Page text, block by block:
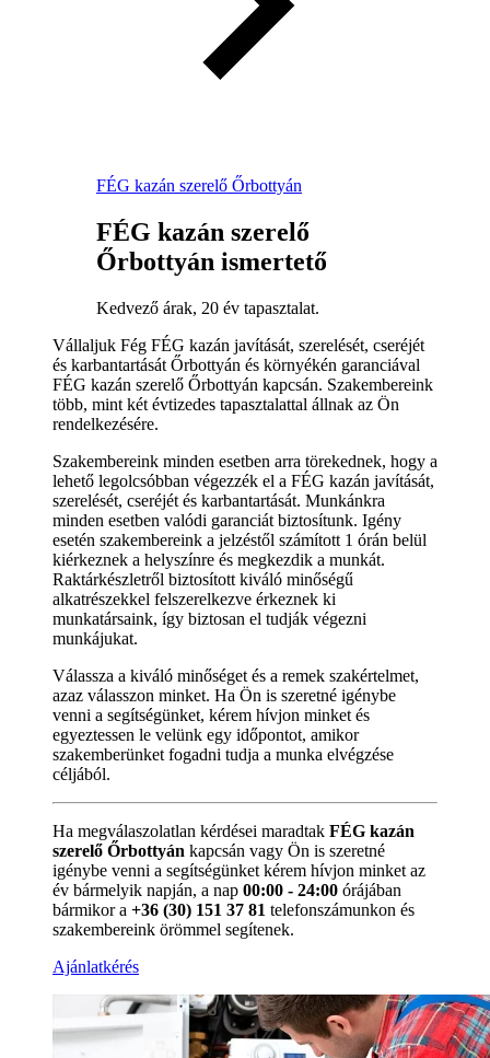
FÉG kazán szerelő Őrbottyán
FÉG kazán szerelő
Őrbottyán ismertető
Kedvező árak, 20 év tapasztalat.
Vállaljuk Fég FÉG kazán javítását, szerelését, cseréjét
és karbantartását Őrbottyán és környékén garanciával
FÉG kazán szerelő Őrbottyán kapcsán. Szakembereink
több, mint két évtizedes tapasztalattal állnak az Ön
rendelkezésére.
Szakembereink minden esetben arra törekednek, hogy a
lehető legolcsóbban végezzék el a FÉG kazán javítását,
szerelését, cseréjét és karbantartását. Munkánkra
minden esetben valódi garanciát biztosítunk. Igény
esetén szakembereink a jelzéstől számított 1 órán belül
kiérkeznek a helyszínre és megkezdik a munkát.
Raktárkészletről biztosított kiváló minőségű
alkatrészekkel felszerelkezve érkeznek ki
munkatársaink, így biztosan el tudják végezni
munkájukat.
Válassza a kiváló minőséget és a remek szakértelmet,
azaz válasszon minket. Ha Ön is szeretné igénybe
venni a segítségünket, kérem hívjon minket és
egyeztessen le velünk egy időpontot, amikor
szakemberünket fogadni tudja a munka elvégzése
céljából.
Ha megválaszolatlan kérdései maradtak FÉG kazán
szerelő Őrbottyán kapcsán vagy Ön is szeretné
igénybe venni a segítségünket kérem hívjon minket az
év bármelyik napján, a nap 00:00 - 24:00 órájában
bármikor a +36 (30) 151 37 81 telefonszámunkon és
szakembereink örömmel segítenek.
Ajánlatkérés